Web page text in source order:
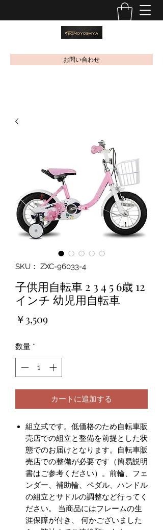
お問い合わせ
SKU： ZXC-96033-4
子供用自転車 2 3 4 5 6歳 12
インチ 幼児用自転車
￥3,509価
数量 *
カートに追加する
組立式です。低価格のため自転車販
売店での組立と整備を前提とした状
態でのお届けとなります。自転車販
売店での整備が必要です（簡易説明
書はご参考ください）。前輪、フェ
ンダー、補助輪、ペダル、ハンドル
の組立とサドルの調整など行ってく
ださい。 当商品にはフレームの生
涯保障が付き、 何かございました